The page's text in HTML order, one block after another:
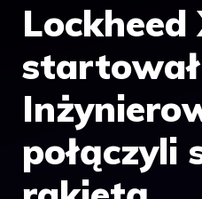
Lockheed
połączyli